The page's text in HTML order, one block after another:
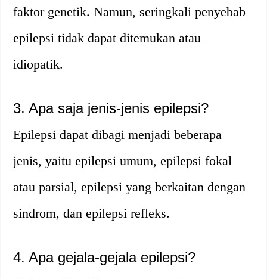
faktor genetik. Namun, seringkali penyebab
epilepsi tidak dapat ditemukan atau
idiopatik.
3. Apa saja jenis-jenis epilepsi?
Epilepsi dapat dibagi menjadi beberapa
jenis, yaitu epilepsi umum, epilepsi fokal
atau parsial, epilepsi yang berkaitan dengan
sindrom, dan epilepsi refleks.
4. Apa gejala-gejala epilepsi?